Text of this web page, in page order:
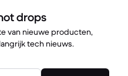
drops
van nieuwe producten,
tech nieuws.